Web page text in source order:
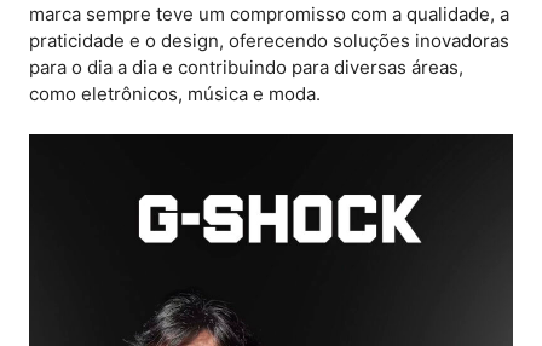
marca sempre teve um compromisso com a qualidade, a
praticidade e o design, oferecendo soluções inovadoras
para o dia a dia e contribuindo para diversas áreas,
como eletrônicos, música e moda.